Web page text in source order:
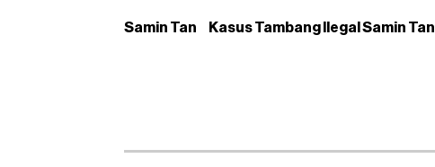
Samin Tan Kasus Tambang Ilegal Samin Tan